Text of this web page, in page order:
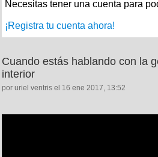
Necesitas tener una cuenta para
¡Registra tu cuenta ahora!
Cuando estás hablando con la
interior
por uriel ventris el 16 ene 2017, 13:52